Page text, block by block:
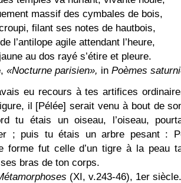
massif des cymbales de bois,
filant ses notes de hautbois,
l’antilope agile attendant l’heure,
au dos rayé s’étire et pleure.
, «Nocturne parisien», in Poèmes
eu recours à tes artifices
il [Pélée] serait venu à bout de
tu étais un oiseau, l’oiseau,
; puis tu étais un arbre pesant :
forme fut celle d’un tigre à la peau
bras de ton corps.
(XI, v.243-46), 1er siècle.